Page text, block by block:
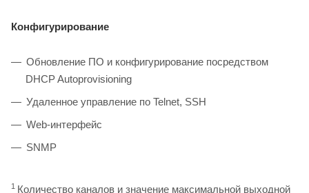
Конфигурирование
Обновление ПО и конфигурирование посредством
DHCP Autoprovisioning
Удаленное управление по Telnet, SSH
Web-интерфейс
SNMP
1 Количество каналов и значение максимальной выходной